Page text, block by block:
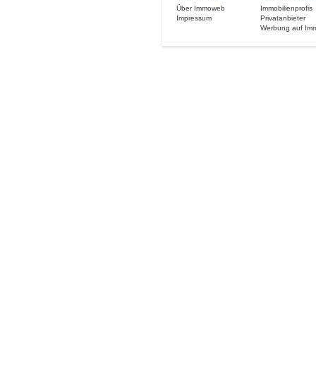
Über Immoweb
Impressum
Immobilienprofis
Privatanbieter
Werbung auf